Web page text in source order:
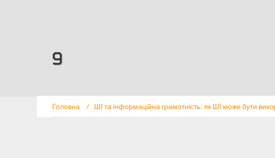
9
Головна / ШІ та інформаційна грамотність: як ШІ може бути